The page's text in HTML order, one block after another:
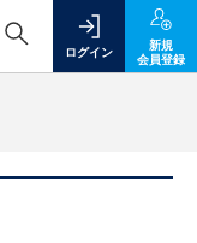
ログイン
新規
会員登録